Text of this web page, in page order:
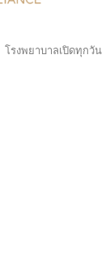
โรงพยาบาลเปิดทุกวัน